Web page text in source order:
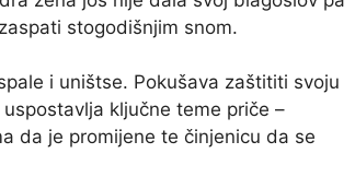
stogodišnjim snom.
i uništse. Pokušava zaštititi svoju
ključne teme priče –
da je promijene te činjenicu da se